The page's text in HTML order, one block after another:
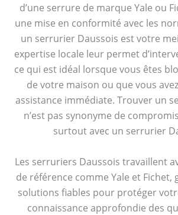
d’une serrure de marque Yale ou
une mise en conformité avec les
un serrurier Daussois est votre
expertise locale leur permet
ce qui est idéal lorsque vous êtes
de votre maison ou que vous
assistance immédiate. Trouver un
n’est pas synonyme de
surtout avec un serrurier
Les serruriers Daussois travaillent
de référence comme Yale et Fichet,
solutions fiables pour protéger
connaissance approfondie des